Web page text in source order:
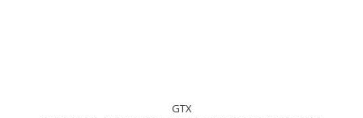
GTX